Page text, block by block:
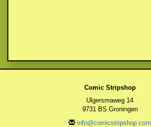
Comic Stripshop
Ulgersmaweg 14
9731 BS Groningen
info@comicstripshop.com